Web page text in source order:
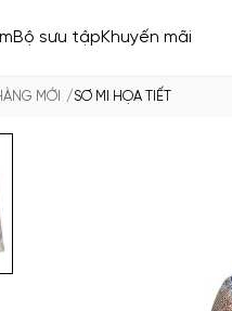
Bộ sưu tậpKhuyến mãi
MỚI SƠ MI HỌA TIẾT